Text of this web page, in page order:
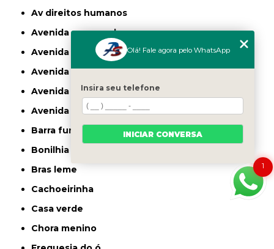
av direitos humanos
avenida casa verde
avenida deputado emilio carlos
avenida engenheiro caetano alvares
avenida imirin
avenida inajar de souza
barra funda
bonilhia
bras leme
cachoeirinha
casa verde
chora menino
1
Olá! Fale agora pelo WhatsApp
Insira seu telefone
INICIAR CONVERSA